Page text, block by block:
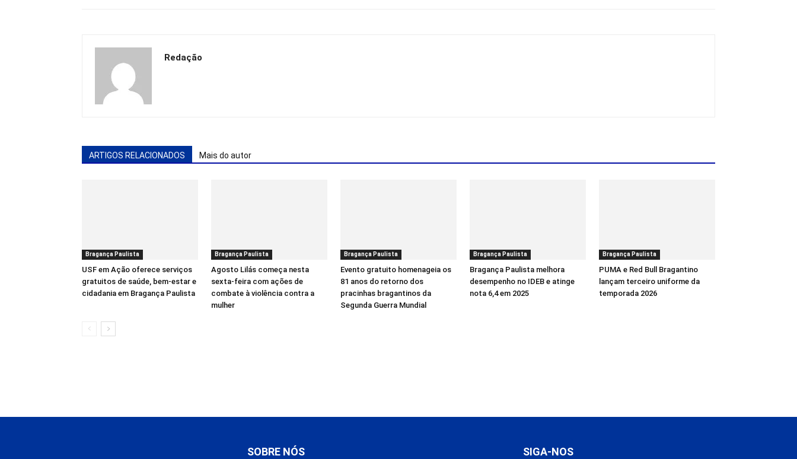
Redação
ARTIGOS RELACIONADOS Mais do autor
Bragança Paulista
USF em Ação oferece serviços
gratuitos de saúde, bem-estar e
cidadania em Bragança Paulista
Bragança Paulista
Agosto Lilás começa nesta
sexta-feira com ações de
combate à violência contra a
mulher
Bragança Paulista
Evento gratuito homenageia os
81 anos do retorno dos
pracinhas bragantinos da
Segunda Guerra Mundial
Bragança Paulista
Bragança Paulista melhora
desempenho no IDEB e atinge
nota 6,4 em 2025
Bragança Paulista
PUMA e Red Bull Bragantino
lançam terceiro uniforme da
temporada 2026
SOBRE NÓS SIGA-NOS